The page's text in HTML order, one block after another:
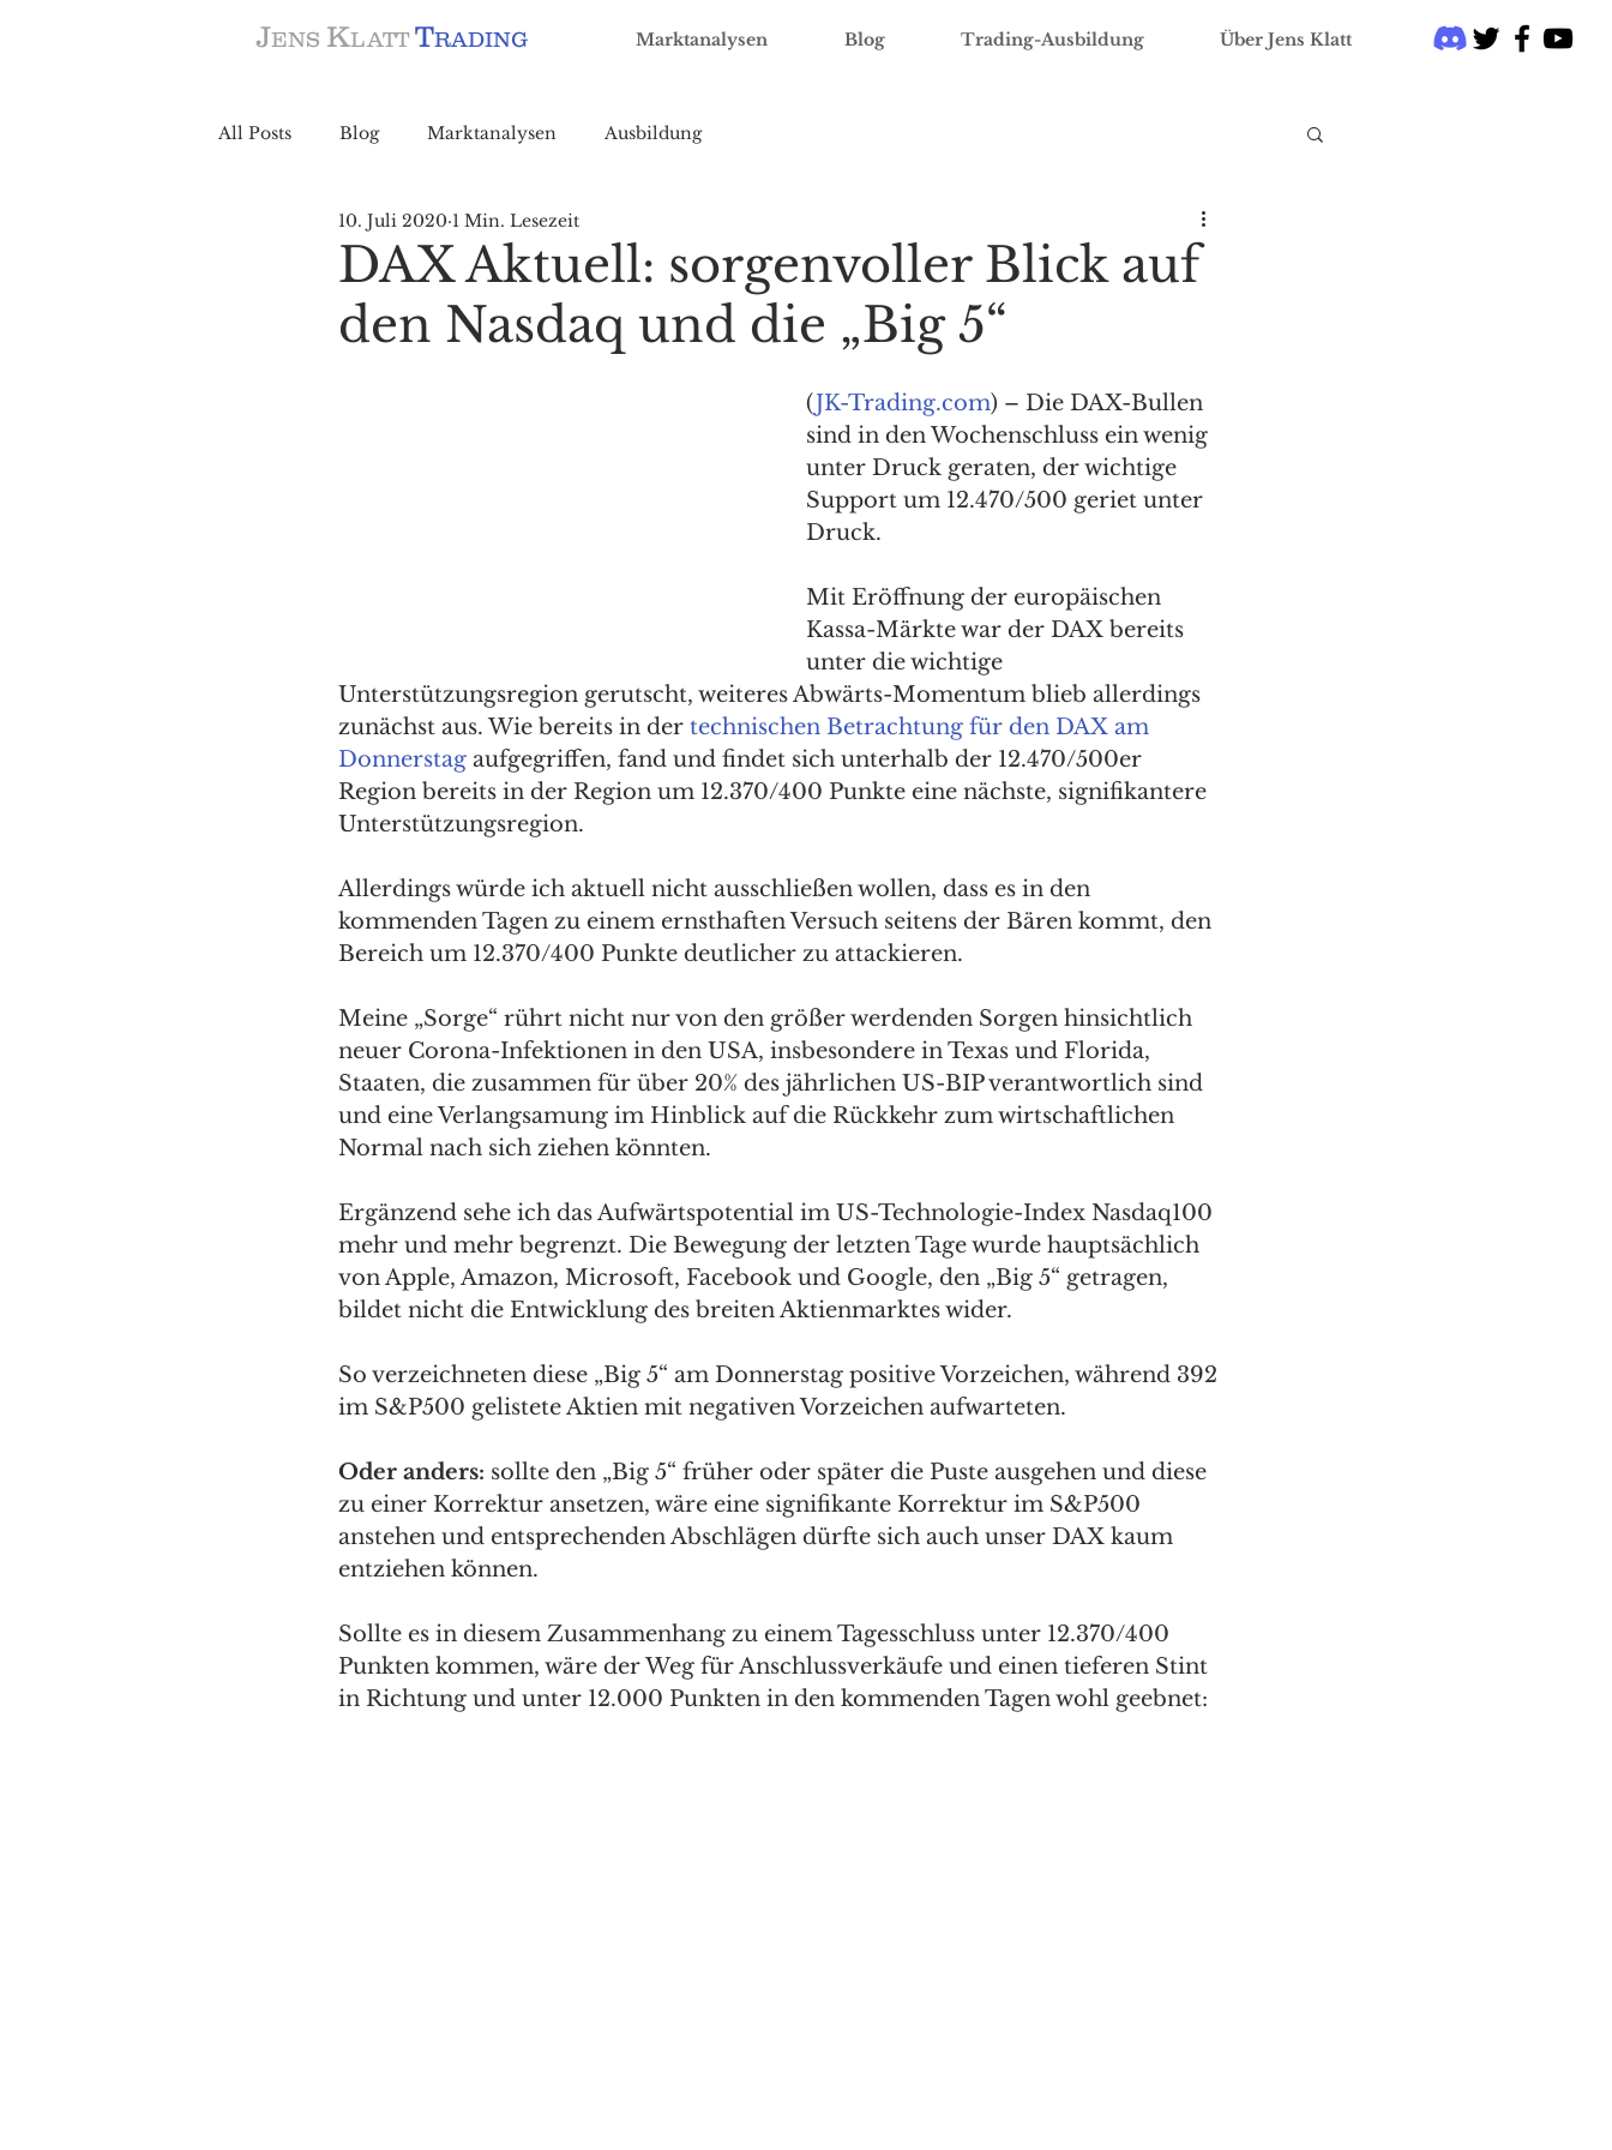
JENS KLATT TRADING Marktanalysen Blog Trading-Ausbildung Über Jens Klatt
All Posts Blog Marktanalysen Ausbildung
DAX Aktuell: sorgenvoller Blick auf
den Nasdaq und die „Big 5“
10. Juli 2020 1 Min. Lesezeit
(JK-Trading.com) – Die DAX-Bullen
sind in den Wochenschluss ein wenig
unter Druck geraten, der wichtige
Support um 12.470/500 geriet unter
Druck.
Mit Eröffnung der europäischen
Kassa-Märkte war der DAX bereits
unter die wichtige
Unterstützungsregion gerutscht, weiteres Abwärts-Momentum blieb allerdings
zunächst aus. Wie bereits in der technischen Betrachtung für den DAX am
Donnerstag aufgegriffen, fand und findet sich unterhalb der 12.470/500er
Region bereits in der Region um 12.370/400 Punkte eine nächste, signifikantere
Unterstützungsregion.
Allerdings würde ich aktuell nicht ausschließen wollen, dass es in den
kommenden Tagen zu einem ernsthaften Versuch seitens der Bären kommt, den
Bereich um 12.370/400 Punkte deutlicher zu attackieren.
Meine „Sorge“ rührt nicht nur von den größer werdenden Sorgen hinsichtlich
neuer Corona-Infektionen in den USA, insbesondere in Texas und Florida,
Staaten, die zusammen für über 20% des jährlichen US-BIP verantwortlich sind
und eine Verlangsamung im Hinblick auf die Rückkehr zum wirtschaftlichen
Normal nach sich ziehen könnten.
Ergänzend sehe ich das Aufwärtspotential im US-Technologie-Index Nasdaq100
mehr und mehr begrenzt. Die Bewegung der letzten Tage wurde hauptsächlich
von Apple, Amazon, Microsoft, Facebook und Google, den „Big 5“ getragen,
bildet nicht die Entwicklung des breiten Aktienmarktes wider.
So verzeichneten diese „Big 5“ am Donnerstag positive Vorzeichen, während 392
im S&P500 gelistete Aktien mit negativen Vorzeichen aufwarteten.
Oder anders: sollte den „Big 5“ früher oder später die Puste ausgehen und diese
zu einer Korrektur ansetzen, wäre eine signifikante Korrektur im S&P500
anstehen und entsprechenden Abschlägen dürfte sich auch unser DAX kaum
entziehen können.
Sollte es in diesem Zusammenhang zu einem Tagesschluss unter 12.370/400
Punkten kommen, wäre der Weg für Anschlussverkäufe und einen tieferen Stint
in Richtung und unter 12.000 Punkten in den kommenden Tagen wohl geebnet: